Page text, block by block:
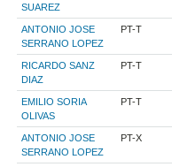
SUAREZ
ANTONIO JOSE
SERRANO LOPEZ
PT-T
RICARDO SANZ
DIAZ
PT-T
EMILIO SORIA
OLIVAS
PT-T
ANTONIO JOSE
SERRANO LOPEZ
PT-X